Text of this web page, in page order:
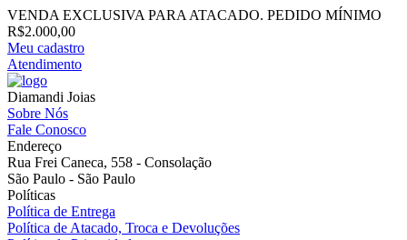
VENDA EXCLUSIVA PARA ATACADO. PEDIDO MÍNIMO
R$2.000,00
Meu cadastro
Atendimento
Diamandi Joias
Sobre Nós
Fale Conosco
Endereço
Rua Frei Caneca, 558 - Consolação
São Paulo - São Paulo
Políticas
Política de Entrega
Política de Atacado, Troca e Devoluções